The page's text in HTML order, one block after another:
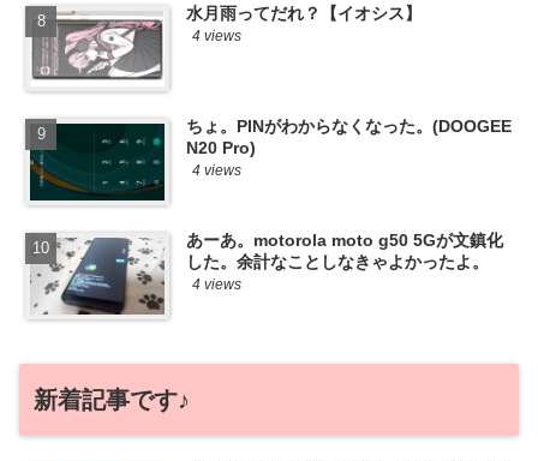
水月雨ってだれ？【イオシス】
4 views
ちょ。PINがわからなくなった。(DOOGEE
N20 Pro)
4 views
あーあ。motorola moto g50 5Gが文鎮化
した。余計なことしなきゃよかったよ。
4 views
新着記事です♪